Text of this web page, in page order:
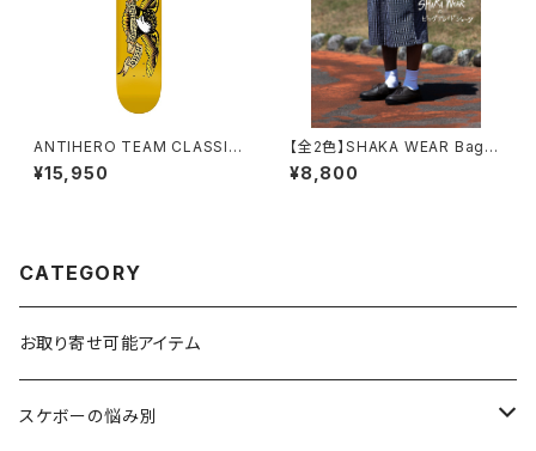
ANTIHERO TEAM CLASSIC
EAGLE (KIDS SIZE) 7.3イン
チ BBSプレス チーム クラシック
¥15,950
【全2色】SHAKA WEAR Bagg
y Plaid Short シャカウェア バ
ギー プレイド チェック ショーツ
¥8,800
CATEGORY
お取り寄せ可能アイテム
スケボーの悩み別